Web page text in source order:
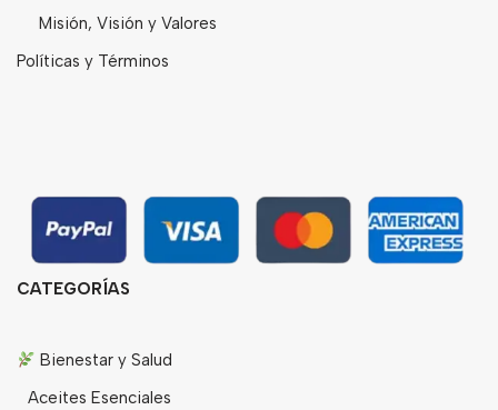
Misión, Visión y Valores
Políticas y Términos
CATEGORÍAS
Bienestar y Salud
Aceites Esenciales